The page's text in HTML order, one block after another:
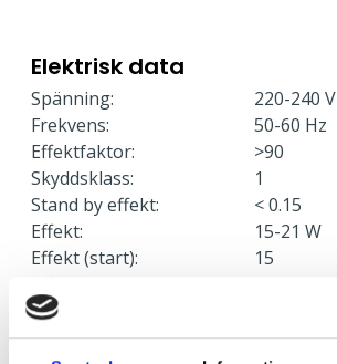
Elektrisk data
Spänning:
220-240 V
Frekvens:
50-60 Hz
Effektfaktor:
>90
Skyddsklass:
1
Stand by effekt:
< 0.15
Effekt:
15-21 W
Effekt (start):
15
Effekt (slut):
Armaturer/C10A säkring:
21